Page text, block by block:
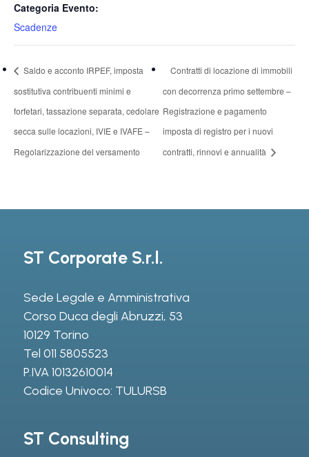
Categoria Evento:
Scadenze
Saldo e acconto IRPEF, imposta
sostitutiva contribuenti minimi e
forfetari, tassazione separata, cedolare
secca sulle locazioni, IVIE e IVAFE –
Regolarizzazione del versamento
Contratti di locazione di immobili
con decorrenza primo settembre –
Registrazione e pagamento
imposta di registro per i nuovi
contratti, rinnovi e annualità
ST Corporate S.r.l.
Sede Legale e Amministrativa
Corso Duca degli Abruzzi, 53
10129 Torino
Tel 011 5805523
P.IVA 10132610014
Codice Univoco: TULURSB
ST Consulting